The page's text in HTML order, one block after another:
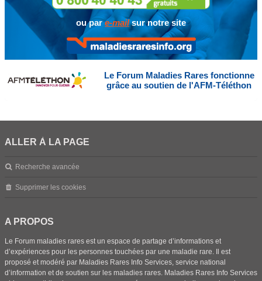
ou pare-mailsur notre site
Le Forum Maladies Rares fonctionne
grâce au soutien de l'AFM-Téléthon
ALLER À LA PAGE
Recherche avancée
Supprimer les cookies
A PROPOS
Le Forum maladies rares est un espace de partage d’informations et
d’expériences pour les personnes touchées par une maladie rare. Il est
proposé et modéré par Maladies Rares Info Services, service national
d’information et de soutien sur les maladies rares. Maladies Rares Info Services